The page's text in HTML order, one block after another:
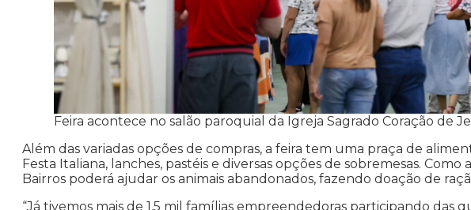
Feira acontece no salão paroquial da Igreja Sagrado Coração de
Além das variadas opções de compras, a feira tem uma praça de
Festa Italiana, lanches, pastéis e diversas opções de sobremesas. Como
Bairros poderá ajudar os animais abandonados, fazendo doação de
“Já tivemos mais de 1,5 mil famílias empreendedoras participando das